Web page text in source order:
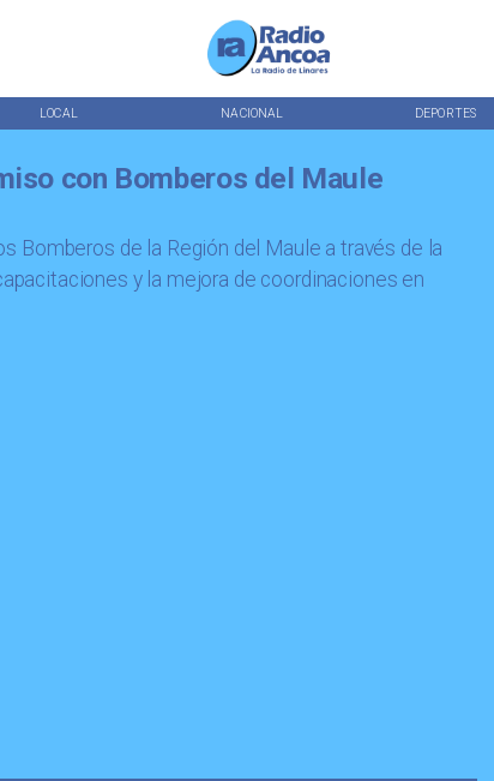
LOCAL NACIONAL DEPORTES
con Bomberos del Maule
Bomberos de la Región del Maule a través de la
y la mejora de coordinaciones en